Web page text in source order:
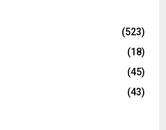
(523)
(18)
(45)
(43)